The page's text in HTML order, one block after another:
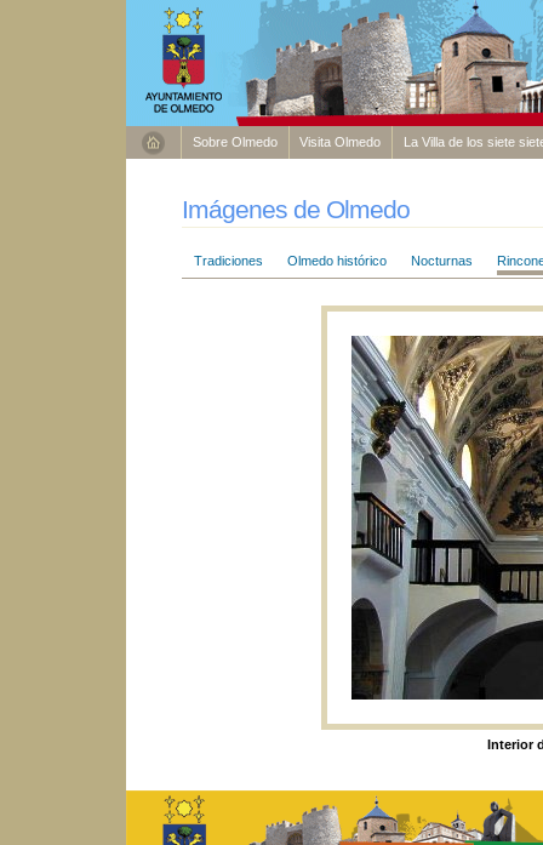
Sobre Olmedo Visita Olmedo La Villa de los siete
Imágenes de Olmedo
Tradiciones Olmedo histórico Nocturnas
Interior